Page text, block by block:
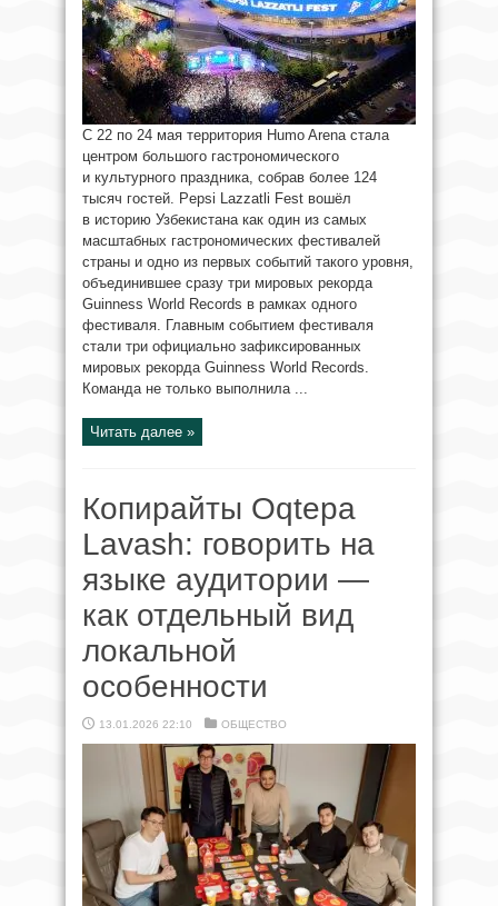
С 22 по 24 мая территория Humo Arena стала
центром большого гастрономического
и культурного праздника, собрав более 124
тысяч гостей. Pepsi Lazzatli Fest вошёл
в историю Узбекистана как один из самых
масштабных гастрономических фестивалей
страны и одно из первых событий такого уровня,
объединившее сразу три мировых рекорда
Guinness World Records в рамках одного
фестиваля. Главным событием фестиваля
стали три официально зафиксированных
мировых рекорда Guinness World Records.
Команда не только выполнила ...
Читать далее »
Копирайты Oqtepa
Lavash: говорить на
языке аудитории —
как отдельный вид
локальной
особенности
13.01.2026 22:10 ОБЩЕСТВО